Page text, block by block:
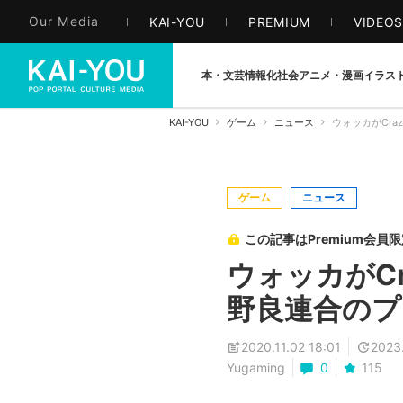
Our Media KAI-YOU PREMIUM VIDEOS
本・文芸情報化社会アニメ・漫画イラス
KAI-YOU ゲーム ニュース ウォッカが
ゲーム ニュース
この記事はPremium会員
ウォッカが
野良連合の
2020.11.02 18:01
Yugaming
0 115